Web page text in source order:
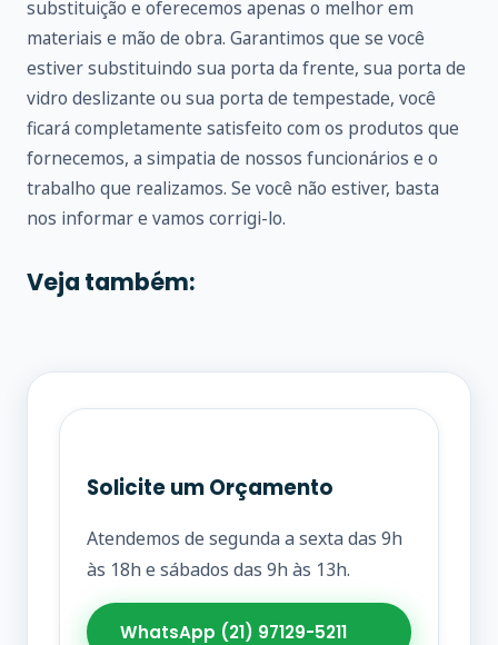
substituição e oferecemos apenas o melhor em
materiais e mão de obra. Garantimos que se você
estiver substituindo sua porta da frente, sua porta de
vidro deslizante ou sua porta de tempestade, você
ficará completamente satisfeito com os produtos que
fornecemos, a simpatia de nossos funcionários e o
trabalho que realizamos. Se você não estiver, basta
nos informar e vamos corrigi-lo.
Veja também:
Solicite um Orçamento
Atendemos de segunda a sexta das 9h
às 18h e sábados das 9h às 13h.
WhatsApp (21) 97129-5211